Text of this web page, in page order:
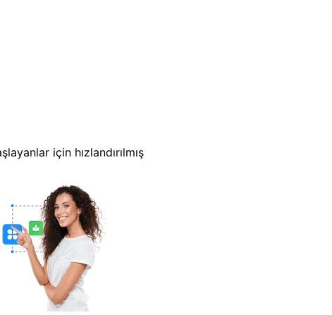
için hızlandırılmış